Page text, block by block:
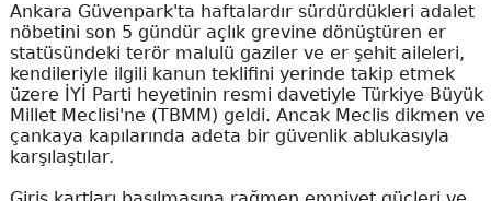
Ankara Güvenpark'ta haftalardır sürdürdükleri adalet
nöbetini son 5 gündür açlık grevine dönüştüren er
statüsündeki terör malulü gaziler ve er şehit aileleri,
kendileriyle ilgili kanun teklifini yerinde takip etmek
üzere İYİ Parti heyetinin resmi davetiyle Türkiye Büyük
Millet Meclisi'ne (TBMM) geldi. Ancak Meclis dikmen ve
çankaya kapılarında adeta bir güvenlik ablukasıyla
karşılaştılar.